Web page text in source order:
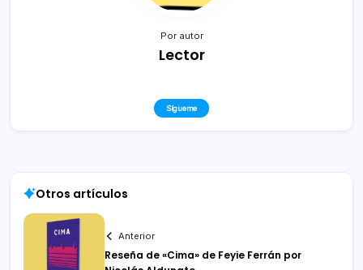
Por autor
Lector
Sígueme
Otros artículos
Anterior
Reseña de «Cima» de Feyie Ferrán por